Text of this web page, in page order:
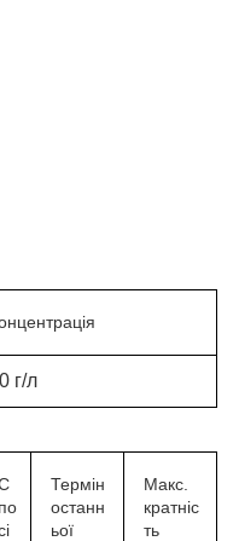
г/л
по
Термін
останн
ьої
Макс.
кратніс
ть